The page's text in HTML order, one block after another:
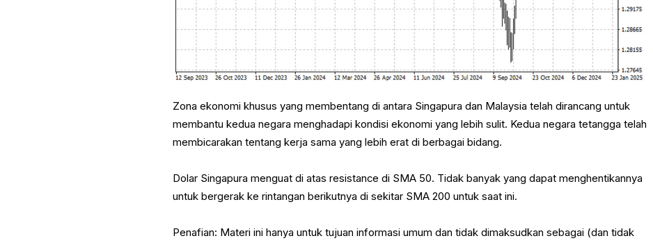
Zona ekonomi khusus yang membentang di antara Singapura dan Malaysia telah dirancang untuk
membantu kedua negara menghadapi kondisi ekonomi yang lebih sulit. Kedua negara tetangga telah
membicarakan tentang kerja sama yang lebih erat di berbagai bidang.
Dolar Singapura menguat di atas resistance di SMA 50. Tidak banyak yang dapat menghentikannya
untuk bergerak ke rintangan berikutnya di sekitar SMA 200 untuk saat ini.
Penafian: Materi ini hanya untuk tujuan informasi umum dan tidak dimaksudkan sebagai (dan tidak